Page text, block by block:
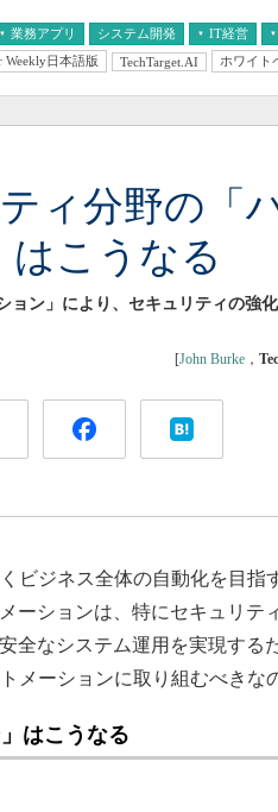
業務アプリ システム開発 IT経営
IT 医療IT
Weekly日本語版 TechTarget.AI ホワイト
ィ分野の「
こうなる
ョン」により、セキュリティの強
[John Burke ，
ビジネス全体の自動化を目指
ーションは、特にセキュリテ
全なシステム運用を実現する
メーションに取り組むべきな
はこうなる